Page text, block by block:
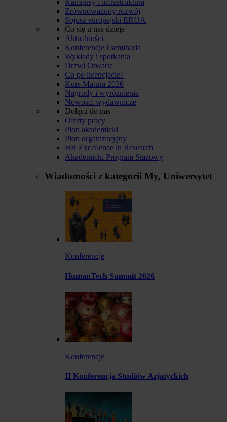
Zrównoważony rozwój
Sojusz europejski ERUA
Co się u nas dzieje
Aktualności
Konferencje i seminaria
Wykłady i spotkania
Drzwi Otwarte
Co po licencjacie?
Kurs Matura 2026
Nagrody i wyróżnienia
Nowości wydawnicze
Dołącz do nas
Oferty pracy
Pion akademicki
Pion organizacyjny
HR Excellence in Research
Akademicki Program Stażowy
Wiadomości z kategorii My, Uniwersytet
Konferencje
HumanTech Summit 2026
Konferencje
II Konferencja Studiów Azjatyckich